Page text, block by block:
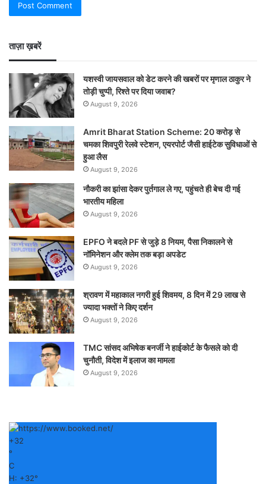
ताज़ा ख़बरें
यशस्वी जायसवाल को डेट करने की खबरों पर मृणाल ठाकुर ने
तोड़ी चुप्पी, रिश्ते पर दिया जवाब?
August 9, 2026
Amrit Bharat Station Scheme: 20 करोड़ से
चमका शिवपुरी रेलवे स्टेशन, एयरपोर्ट जैसी हाईटेक सुविधाओं से
हुआ लैस
August 9, 2026
नौकरी का झांसा देकर पुर्तगाल ले गए, पहुंचते ही बेच दी गई
भारतीय महिला
August 9, 2026
EPFO ने बदले PF से जुड़े 8 नियम, पैसा निकालने से
नॉमिनेशन और क्लेम तक बड़ा अपडेट
August 9, 2026
श्रावण में महाकाल नगरी हुई शिवमय, 8 दिन में 29 लाख से
ज्यादा भक्तों ने किए दर्शन
August 9, 2026
TMC सांसद अभिषेक बनर्जी ने हाईकोर्ट के फैसले को दी
चुनौती, विदेश में इलाज का मामला
August 9, 2026
+32
°
C
H: +32°